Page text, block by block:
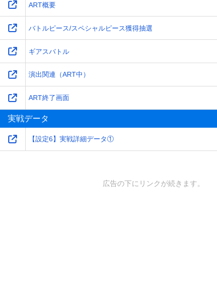
ART概要
バトルピース/スペシャルピース獲得抽選
ギアスバトル
演出関連（ART中）
ART終了画面
実戦データ
【設定6】実戦詳細データ①
広告の下にリンクが続きます。